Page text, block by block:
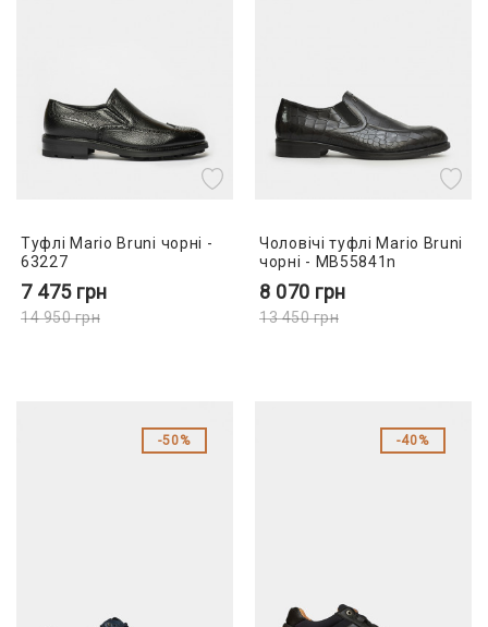
Туфлі Mario Bruni чорні -
63227
7 475 грн
14 950грн
Чоловічі туфлі Mario Bruni
чорні - MB55841n
8 070 грн
13 450грн
50% 40%